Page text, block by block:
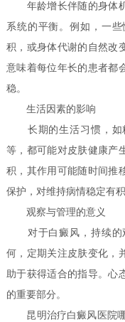
年龄增长伴随的身体机
系统的平衡。例如，一
积，或身体代谢的自然改
意味着每位年长的患者都
稳。
生活因素的影响
长期的生活习惯，如
等，都可能对皮肤健康产
积，其作用可能随时间推
保护，对维持病情稳定有积
观察与管理的意义
对于白癜风，持续的
何，定期关注皮肤变化，
助于获得适合的指导。心
的重要部分。
昆明治疗白癜风医院哪